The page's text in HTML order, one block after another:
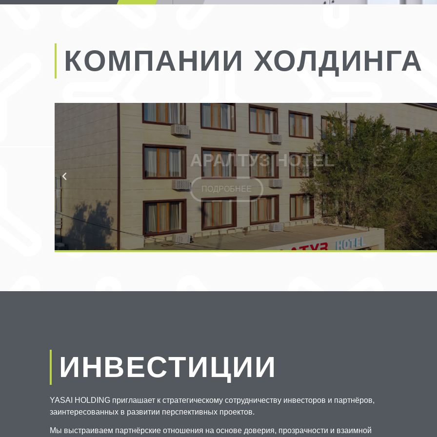
КОМПАНИИ ХОЛДИНГА
АРАЛТУЗ HOTEL
ПОДРОБНЕЕ
ИНВЕСТИЦИИ
YASAI HOLDING приглашает к стратегическому сотрудничеству инвесторов и партнёров,
заинтересованных в развитии перспективных проектов.
Мы выстраиваем партнёрские отношения на основе доверия, прозрачности и взаимной